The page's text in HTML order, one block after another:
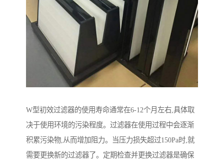
W型初效过滤器的使用寿命通常在6-12个月左右,具体取
决于使用环境的污染程度。过滤器在使用过程中会逐渐
积累污染物,从而增加阻力。当压力损失超过150Pa时,就
需要更换新的过滤器了。定期检查并更换过滤器是确保